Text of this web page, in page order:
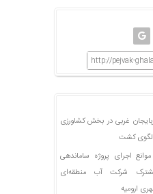
http://pejvak-
غربی در بخش کشاورزی
کشت
اجرای پروژه ساماندهی
شرکت آب منطقه‌ای
ارومیه